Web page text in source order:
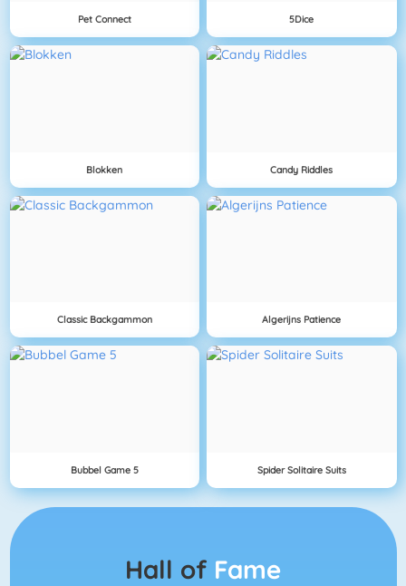
Pet Connect 5Dice
Blokken Candy Riddles
Classic Backgammon Algerijns Patience
Bubbel Game 5 Spider Solitaire Suits
Hall of Fame